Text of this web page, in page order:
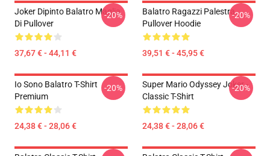
Joker Dipinto Balatro Maglia
Di Pullover
37,67 € - 44,11 €
-20%
Balatro Ragazzi Palestra
Pullover Hoodie
39,51 € - 45,95 €
-20%
Io Sono Balatro T-Shirt
Premium
24,38 € - 28,06 €
-20%
Super Mario Odyssey Joker -
Classic T-Shirt
24,38 € - 28,06 €
-20%